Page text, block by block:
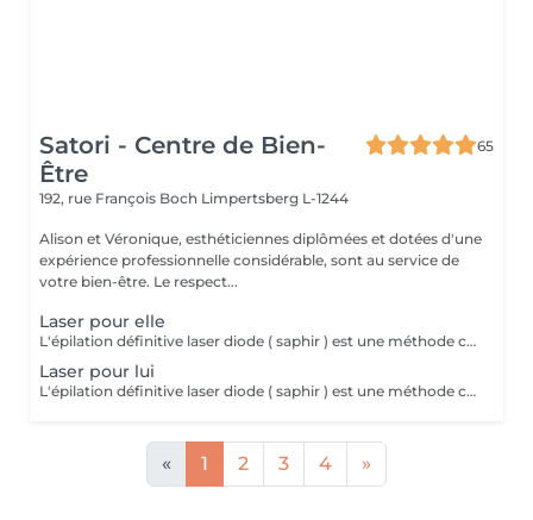
Satori - Centre de Bien-
Être
65
192, rue François Boch Limpertsberg L-1244
Alison et Véronique, esthéticiennes diplômées et dotées d'une
expérience professionnelle considérable, sont au service de
votre bien-être. Le respect...
Laser pour elle
L'épilation définitive laser diode ( saphir ) est une méthode couramment utilisée pour éliminer le poil de façon durable et permanente. Ce traitement utilise 2 faisceaux de lumière permettant de cibler la mélanine présente dans le poil et de détruire le follicule pileux. Le laser diode est connu pour sa précision, sa rapidité et son confort , grâce au système de refroidissement de la peau. Nous pouvons traiter des zones du visage et du corps. Pour toute prise de rendez-vous , merci de nous contacter préalablement par téléphone. 10% de remise sur forfait de 5 séances.
Laser pour lui
L'épilation définitive laser diode ( saphir ) est une méthode couramment utilisée pour éliminer le poil de façon durable et permanente. Ce traitement utilise 2 faisceaux de lumière permettant de cibler la mélanine présente dans le poil et de détruire le follicule pileux. Le laser diode est connu pour sa précision, sa rapidité et son confort , grâce au système de refroidissement de la peau. Nous pouvons traiter des zones du visage et du corps. Pour toute prise de rendez-vous , merci de nous contacter préalablement par téléphone. 10% de remise sur forfait de 5 séances.
« 1 2 3 4 »